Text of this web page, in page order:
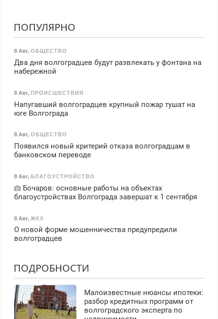
ПОПУЛЯРНО
8 Авг, ОБЩЕСТВО
Два дня волгоградцев будут развлекать у фонтана на
набережной
8 Авг, ПРОИСШЕСТВИЯ
Напугавший волгоградцев крупный пожар тушат на
юге Волгограда
8 Авг, ОБЩЕСТВО
Появился новый критерий отказа волгоградцам в
банковском переводе
8 Авг, БЛАГОУСТРОЙСТВО
Бочаров: основные работы на объектах
благоустройствах Волгограда завершат к 1 сентября
8 Авг, ЖКХ
О новой форме мошенничества предупредили
волгоградцев
ПОДРОБНОСТИ
Малоизвестные нюансы ипотеки:
разбор кредитных программ от
волгоградского эксперта по